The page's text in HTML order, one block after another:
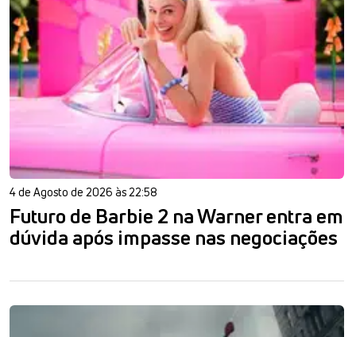
4 de Agosto de 2026 às 22:58
Futuro de Barbie 2 na Warner entra em
dúvida após impasse nas negociações